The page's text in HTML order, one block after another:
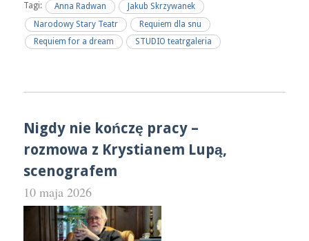
Tagi: Anna Radwan
Jakub Skrzywanek
Narodowy Stary Teatr
Requiem dla snu
Requiem for a dream
STUDIO teatrgaleria
Nigdy nie kończę pracy –
rozmowa z Krystianem Lupą,
scenografem
10 maja 2026